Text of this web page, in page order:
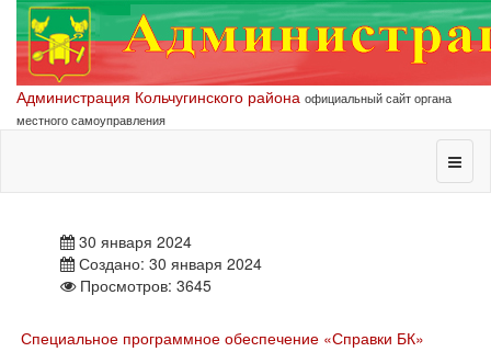
Администрация Кольчугинского района официальный сайт органа
местного самоуправления
30 января 2024
Создано: 30 января 2024
Просмотров: 3645
Специальное программное обеспечение «Справки БК»